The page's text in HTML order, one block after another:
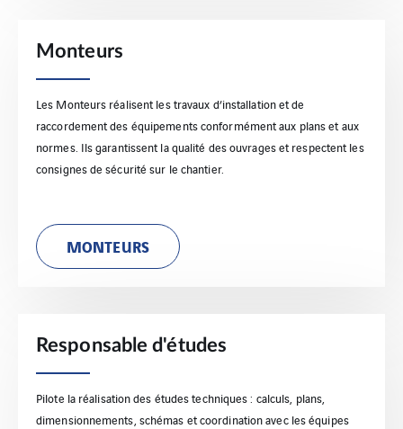
Monteurs
Les Monteurs réalisent les travaux d’installation et de
raccordement des équipements conformément aux plans et aux
normes. Ils garantissent la qualité des ouvrages et respectent les
consignes de sécurité sur le chantier.
MONTEURS
Responsable d'études
Pilote la réalisation des études techniques : calculs, plans,
dimensionnements, schémas et coordination avec les équipes